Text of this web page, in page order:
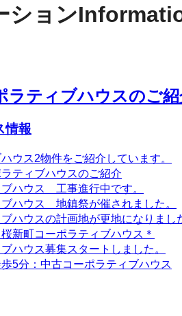
ション
ラティブハウスのご
情報
ウス2物件をご紹介しています。
ティブハウスのご紹介
ハウス 工事進行中です。
ハウス 地鎮祭が催されました。
ハウスの計画地が更地になりまし
新町コーポラティブハウス＊
ハウス募集スタートしました。
5分：中古コーポラティブハウス